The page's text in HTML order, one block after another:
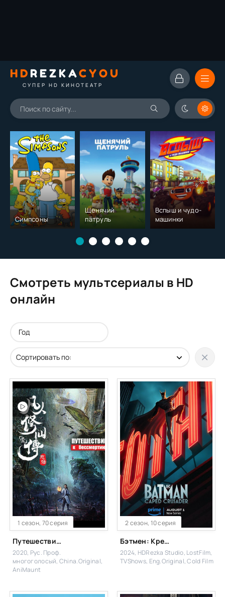
HDREZKACYOU
СУПЕР HD КИНОТЕАТР
Симпсоны
Щенячий
патруль
Вспыш и чудо-
машинки
Смотреть мультсериалы в HD
онлайн
1 сезон, 70 серия
Путешествие к бессмертию
2020, Рус. Проф.
многоголосый, China.Original,
AniMaunt
2 сезон, 10 серия
Бэтмен: Крестоносец в плаще
2024, HDRezka Studio, LostFilm,
TVShows, Eng.Original, Cold Film